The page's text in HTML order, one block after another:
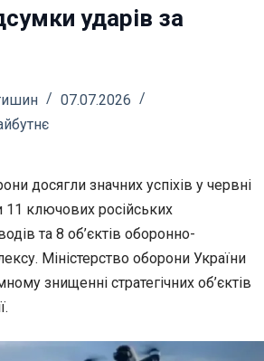
ударів за
07.07.2026
досягли значних успіхів у червні
ключових російських
та 8 об’єктів оборонно-
Міністерство оборони України
знищенні стратегічних об’єктів